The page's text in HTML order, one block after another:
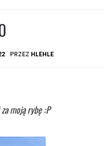
PRZEZ HLEHLE
moją rybę :P